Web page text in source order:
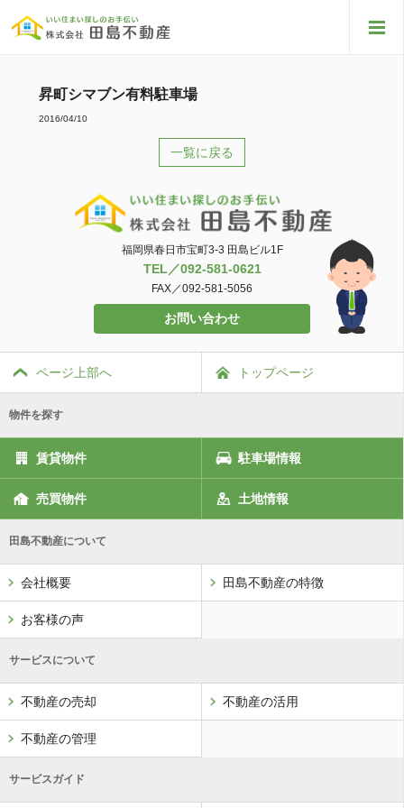
昇町シマブン有料駐車場
2016/04/10
一覧に戻る
福岡県春日市宝町3-3 田島ビル1F
TEL／092-581-0621
FAX／092-581-5056
お問い合わせ
ページ上部へ トップページ
物件を探す
賃貸物件 駐車場情報
売買物件 土地情報
田島不動産について
会社概要 田島不動産の特徴
お客様の声
サービスについて
不動産の売却 不動産の活用
不動産の管理
サービスガイド